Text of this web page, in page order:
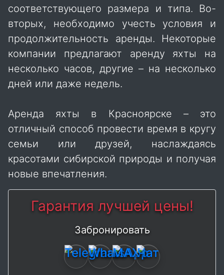
соответствующего размера и типа. Во-
вторых, необходимо учесть условия и
продолжительность аренды. Некоторые
компании предлагают аренду яхты на
несколько часов, другие – на несколько
дней или даже недель.
Аренда яхты в Красноярске – это
отличный способ провести время в кругу
семьи или друзей, наслаждаясь
красотами сибирской природы и получая
новые впечатления.
Гарантия лучшей цены!
Забронировать